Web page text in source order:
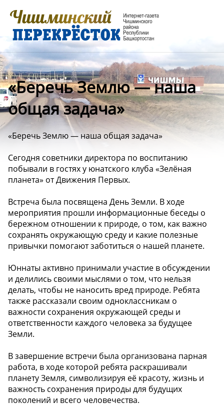
«Беречь Землю — наша
общая задача»
«Беречь Землю — наша общая задача»
Сегодня советники директора по воспитанию
побывали в гостях у юнатского клуба «Зелёная
планета» от Движения Первых.
Встреча была посвящена День Земли. В ходе
мероприятия прошли информационные беседы о
бережном отношении к природе, о том, как важно
сохранять окружающую среду и какие полезные
привычки помогают заботиться о нашей планете.
Юннаты активно принимали участие в обсуждении
и делились своими мыслями о том, что нельзя
делать, чтобы не наносить вред природе. Ребята
также рассказали своим одноклассникам о
важности сохранения окружающей среды и
ответственности каждого человека за будущее
Земли.
В завершение встречи была организована парная
работа, в ходе которой ребята раскрашивали
планету Земля, символизируя её красоту, жизнь и
важность сохранения природы для будущих
поколений и всего человечества.